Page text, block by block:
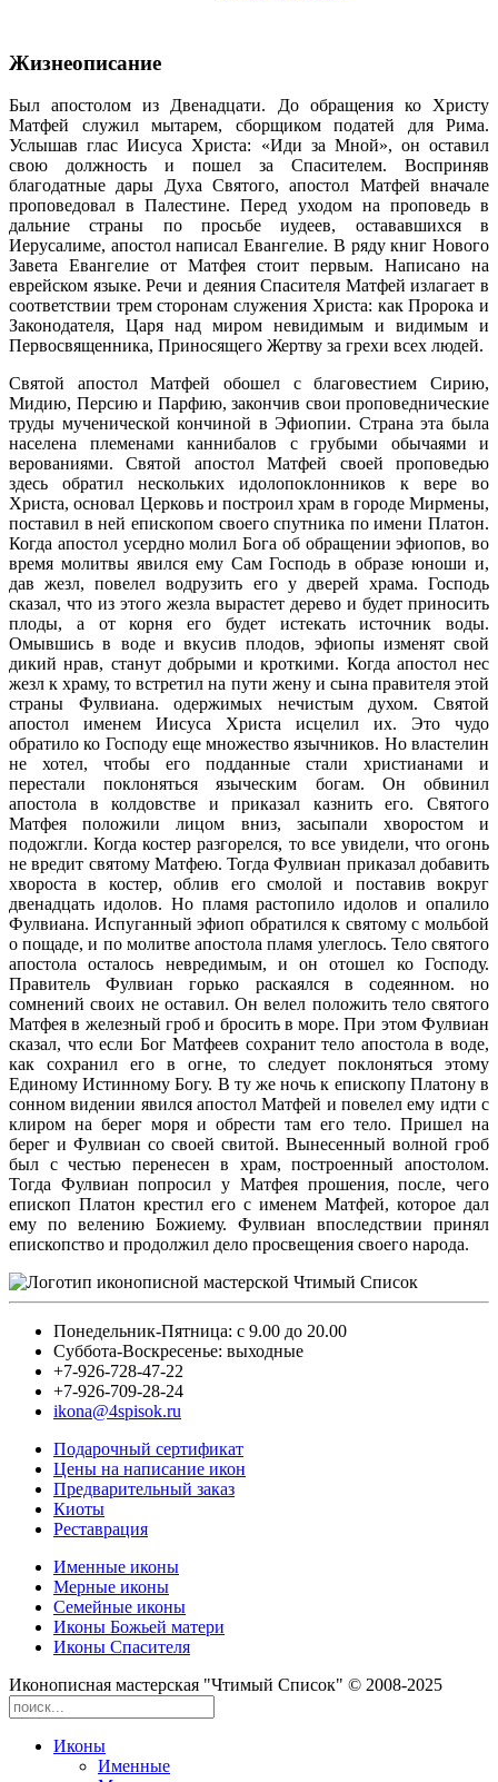
Жизнеописание
Был апостолом из Двенадцати. До обращения ко Христу
Матфей служил мытарем, сборщиком податей для Рима.
Услышав глас Иисуса Христа: «Иди за Мной», он оставил
свою должность и пошел за Спасителем. Восприняв
благодатные дары Духа Святого, апостол Матфей вначале
проповедовал в Палестине. Перед уходом на проповедь в
дальние страны по просьбе иудеев, остававшихся в
Иерусалиме, апостол написал Евангелие. В ряду книг Нового
Завета Евангелие от Матфея стоит первым. Написано на
еврейском языке. Речи и деяния Спасителя Матфей излагает в
соответствии трем сторонам служения Христа: как Пророка и
Законодателя, Царя над миром невидимым и видимым и
Первосвященника, Приносящего Жертву за грехи всех людей.
Святой апостол Матфей обошел с благовестием Сирию,
Мидию, Персию и Парфию, закончив свои проповеднические
труды мученической кончиной в Эфиопии. Страна эта была
населена племенами каннибалов с грубыми обычаями и
верованиями. Святой апостол Матфей своей проповедью
здесь обратил нескольких идолопоклонников к вере во
Христа, основал Церковь и построил храм в городе Мирмены,
поставил в ней епископом своего спутника по имени Платон.
Когда апостол усердно молил Бога об обращении эфиопов, во
время молитвы явился ему Сам Господь в образе юноши и,
дав жезл, повелел водрузить его у дверей храма. Господь
сказал, что из этого жезла вырастет дерево и будет приносить
плоды, а от корня его будет истекать источник воды.
Омывшись в воде и вкусив плодов, эфиопы изменят свой
дикий нрав, станут добрыми и кроткими. Когда апостол нес
жезл к храму, то встретил на пути жену и сына правителя этой
страны Фулвиана. одержимых нечистым духом. Святой
апостол именем Иисуса Христа исцелил их. Это чудо
обратило ко Господу еще множество язычников. Но властелин
не хотел, чтобы его подданные стали христианами и
перестали поклоняться языческим богам. Он обвинил
апостола в колдовстве и приказал казнить его. Святого
Матфея положили лицом вниз, засыпали хворостом и
подожгли. Когда костер разгорелся, то все увидели, что огонь
не вредит святому Матфею. Тогда Фулвиан приказал добавить
хвороста в костер, облив его смолой и поставив вокруг
двенадцать идолов. Но пламя растопило идолов и опалило
Фулвиана. Испуганный эфиоп обратился к святому с мольбой
о пощаде, и по молитве апостола пламя улеглось. Тело святого
апостола осталось невредимым, и он отошел ко Господу.
Правитель Фулвиан горько раскаялся в содеянном. но
сомнений своих не оставил. Он велел положить тело святого
Матфея в железный гроб и бросить в море. При этом Фулвиан
сказал, что если Бог Матфеев сохранит тело апостола в воде,
как сохранил его в огне, то следует поклоняться этому
Единому Истинному Богу. В ту же ночь к епископу Платону в
сонном видении явился апостол Матфей и повелел ему идти с
клиром на берег моря и обрести там его тело. Пришел на
берег и Фулвиан со своей свитой. Вынесенный волной гроб
был с честью перенесен в храм, построенный апостолом.
Тогда Фулвиан попросил у Матфея прошения, после, чего
епископ Платон крестил его с именем Матфей, которое дал
ему по велению Божиему. Фулвиан впоследствии принял
епископство и продолжил дело просвещения своего народа.
Понедельник-Пятница: с 9.00 до 20.00
Суббота-Воскресенье: выходные
+7-926-728-47-22
+7-926-709-28-24
ikona@4spisok.ru
Подарочный сертификат
Цены на написание икон
Предварительный заказ
Киоты
Реставрация
Именные иконы
Мерные иконы
Семейные иконы
Иконы Божьей матери
Иконы Спасителя
Иконописная мастерская "Чтимый Список" © 2008-2025
Иконы
Именные